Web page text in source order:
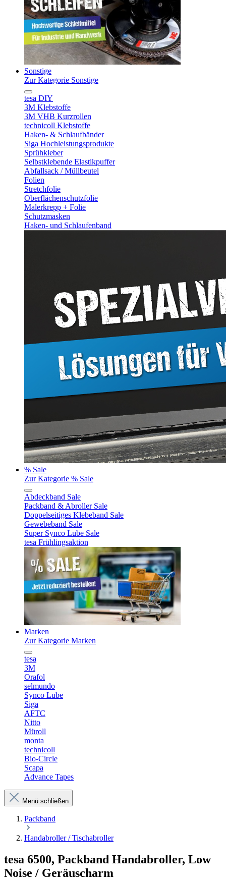
Sonstige
Zur Kategorie Sonstige
tesa DIY
3M Klebstoffe
3M VHB Kurzrollen
technicoll Klebstoffe
Haken- & Schlaufbänder
Siga Hochleistungsprodukte
Sprühkleber
Selbstklebende Elastikpuffer
Abfallsack / Müllbeutel
Folien
Stretchfolie
Oberflächenschutzfolie
Malerkrepp + Folie
Schutzmasken
Haken- und Schlaufenband
% Sale
Zur Kategorie % Sale
Abdeckband Sale
Packband & Abroller Sale
Doppelseitiges Klebeband Sale
Gewebeband Sale
Super Synco Lube Sale
tesa Frühlingsaktion
Marken
Zur Kategorie Marken
tesa
3M
Orafol
selmundo
Synco Lube
Siga
AFTC
Nitto
Müroll
monta
technicoll
Bio-Circle
Scapa
Advance Tapes
Menü schließen
Packband
Handabroller / Tischabroller
tesa 6500, Packband Handabroller, Low
Noise / Geräuscharm